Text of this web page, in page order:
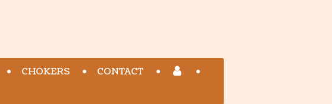
CHOKERS CONTACT